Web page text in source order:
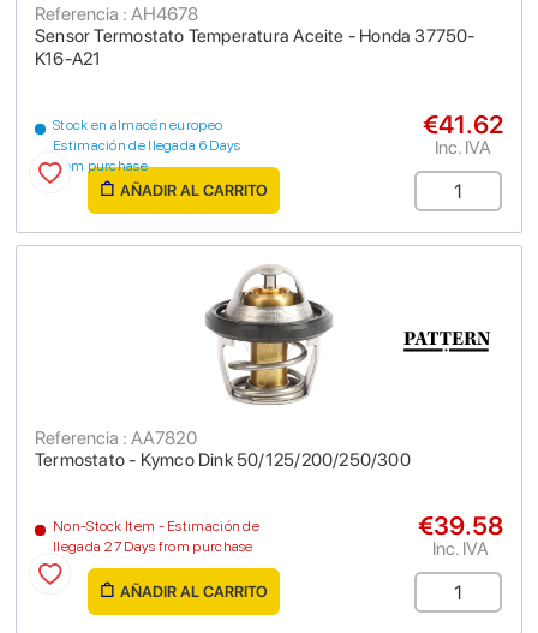
Sensor Termostato Temperatura Aceite - Honda 37750-
K16-A21
Referencia : AH4678
Stock en almacén europeo
Estimación de llegada 6 Days
from purchase
€41.62
Inc. IVA
AÑADIR AL CARRITO
Termostato - Kymco Dink 50/125/200/250/300
Referencia : AA7820
Non-Stock Item - Estimación de
llegada 27 Days from purchase
€39.58
Inc. IVA
AÑADIR AL CARRITO